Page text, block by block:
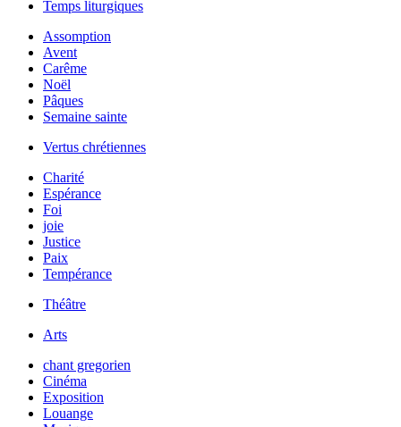
Temps liturgiques
Assomption
Avent
Carême
Noël
Pâques
Semaine sainte
Vertus chrétiennes
Charité
Espérance
Foi
joie
Justice
Paix
Tempérance
Théâtre
Arts
chant gregorien
Cinéma
Exposition
Louange